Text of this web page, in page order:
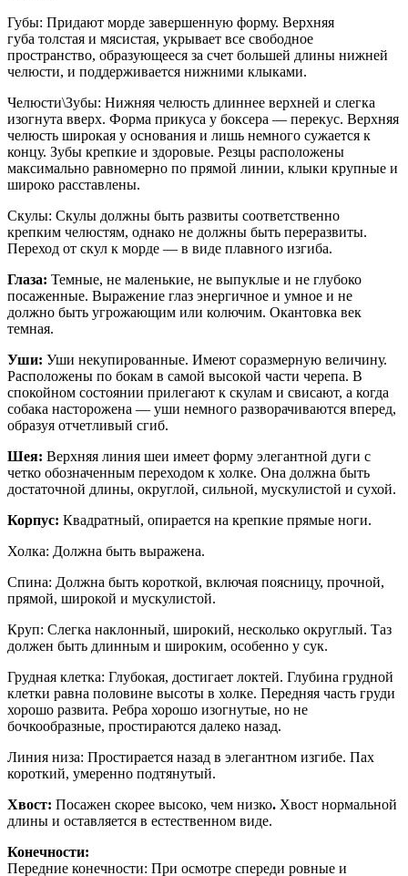
Губы: Придают морде завершенную форму. Верхняя
губа толстая и мясистая, укрывает все свободное
пространство, образующееся за счет большей длины нижней
челюсти, и поддерживается нижними клыками.
Челюсти\Зубы: Нижняя челюсть длиннее верхней и слегка
изогнута вверх. Форма прикуса у боксера — перекус. Верхняя
челюсть широкая у основания и лишь немного сужается к
концу. Зубы крепкие и здоровые. Резцы расположены
максимально равномерно по прямой линии, клыки крупные и
широко расставлены.
Скулы: Скулы должны быть развиты соответственно
крепким челюстям, однако не должны быть переразвиты.
Переход от скул к морде — в виде плавного изгиба.
Глаза: Темные, не маленькие, не выпуклые и не глубоко
посаженные. Выражение глаз энергичное и умное и не
должно быть угрожающим или колючим. Окантовка век
темная.
Уши: Уши некупированные. Имеют соразмерную величину.
Расположены по бокам в самой высокой части черепа. В
спокойном состоянии прилегают к скулам и свисают, а когда
собака насторожена — уши немного разворачиваются вперед,
образуя отчетливый сгиб.
Шея: Верхняя линия шеи имеет форму элегантной дуги с
четко обозначенным переходом к холке. Она должна быть
достаточной длины, округлой, сильной, мускулистой и сухой.
Корпус: Квадратный, опирается на крепкие прямые ноги.
Холка: Должна быть выражена.
Спина: Должна быть короткой, включая поясницу, прочной,
прямой, широкой и мускулистой.
Круп: Слегка наклонный, широкий, несколько округлый. Таз
должен быть длинным и широким, особенно у сук.
Грудная клетка: Глубокая, достигает локтей. Глубина грудной
клетки равна половине высоты в холке. Передняя часть груди
хорошо развита. Ребра хорошо изогнутые, но не
бочкообразные, простираются далеко назад.
Линия низа: Простирается назад в элегантном изгибе. Пах
короткий, умеренно подтянутый.
Хвост: Посажен скорее высоко, чем низко. Хвост нормальной
длины и оставляется в естественном виде.
Конечности:
Передние конечности: При осмотре спереди ровные и